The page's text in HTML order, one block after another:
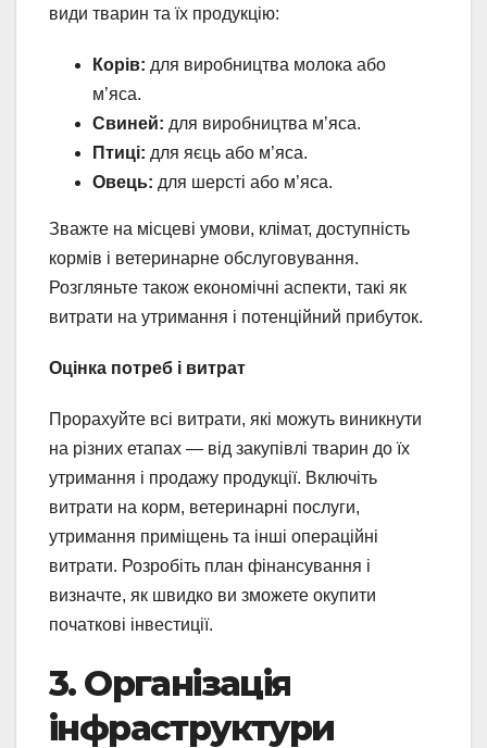
види тварин та їх продукцію:
Корів: для виробництва молока або
м’яса.
Свиней: для виробництва м’яса.
Птиці: для яєць або м’яса.
Овець: для шерсті або м’яса.
Зважте на місцеві умови, клімат, доступність
кормів і ветеринарне обслуговування.
Розгляньте також економічні аспекти, такі як
витрати на утримання і потенційний прибуток.
Оцінка потреб і витрат
Прорахуйте всі витрати, які можуть виникнути
на різних етапах — від закупівлі тварин до їх
утримання і продажу продукції. Включіть
витрати на корм, ветеринарні послуги,
утримання приміщень та інші операційні
витрати. Розробіть план фінансування і
визначте, як швидко ви зможете окупити
початкові інвестиції.
3. Організація
інфраструктури